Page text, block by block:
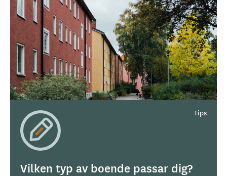
Vilken typ av boende passar dig?